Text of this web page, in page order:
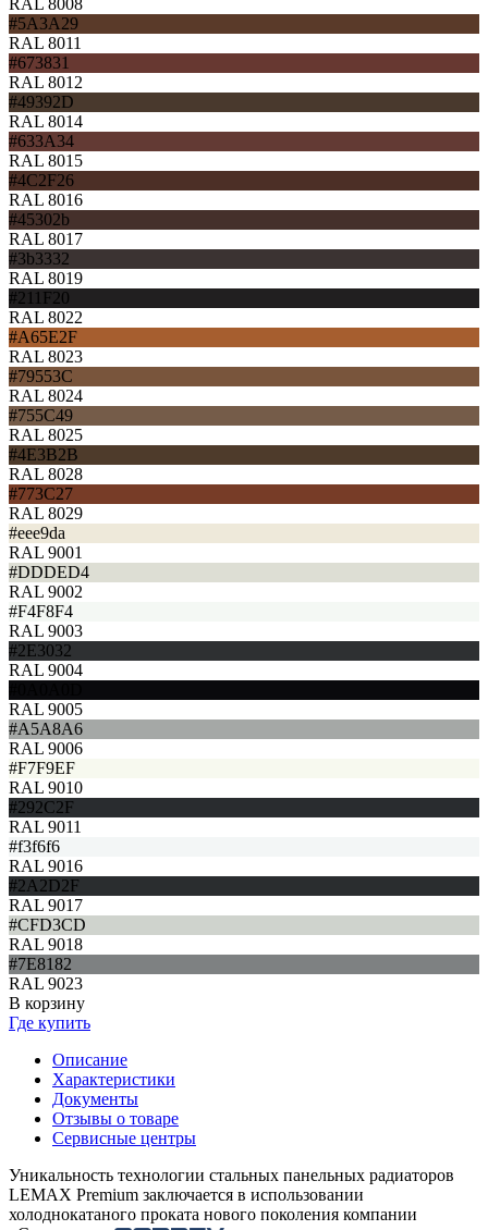
#5A3A29
RAL 8011
#673831
RAL 8012
#49392D
RAL 8014
#633A34
RAL 8015
#4C2F26
RAL 8016
#45302b
RAL 8017
#3b3332
RAL 8019
#211F20
RAL 8022
#A65E2F
RAL 8023
#79553C
RAL 8024
#755C49
RAL 8025
#4E3B2B
RAL 8028
#773C27
RAL 8029
#eee9da
RAL 9001
#DDDED4
RAL 9002
#F4F8F4
RAL 9003
#2E3032
RAL 9004
RAL 9005
#A5A8A6
RAL 9006
#F7F9EF
RAL 9010
#292C2F
RAL 9011
#f3f6f6
RAL 9016
#2A2D2F
RAL 9017
#CFD3CD
RAL 9018
#7E8182
RAL 9023
В корзину
Где купить
Описание
Характеристики
Документы
Отзывы о товаре
Сервисные центры
Уникальность технологии стальных панельных радиаторов
LEMAX Premium заключается в использовании
холоднокатаного проката нового поколения компании